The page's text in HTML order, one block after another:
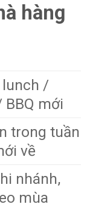
hàng
lunch /
mới
trong tuần
về
nhánh,
mùa